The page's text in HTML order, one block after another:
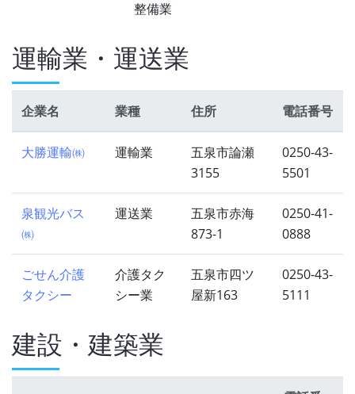
整備業
運輸業・運送業
企業名 業種 住所 電話番号
大勝運輸㈱ 運輸業
五泉市論瀬
3155
0250-43-
5501
泉観光バス
㈱
運送業
五泉市赤海
873-1
0250-41-
0888
ごせん介護
タクシー
介護タク
シー業
五泉市四ツ
屋新163
0250-43-
5111
建設・建築業